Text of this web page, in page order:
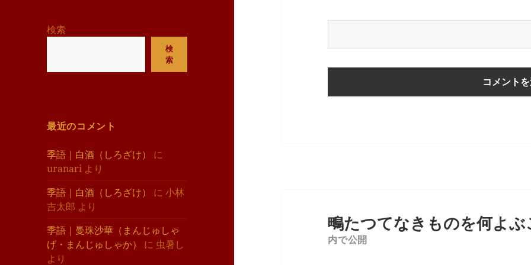
ー
検索
検
索
最近のコメント
季語｜白酒（しろざけ）
に
uranari より
季語｜白酒（しろざけ）
に小林
吉太郎 より
季語｜曼珠沙華（まんじゅしゃ
げ・まんじゅしゃか）
に 虫暑し
より
鴫たつてなきものを何よ
内で公開